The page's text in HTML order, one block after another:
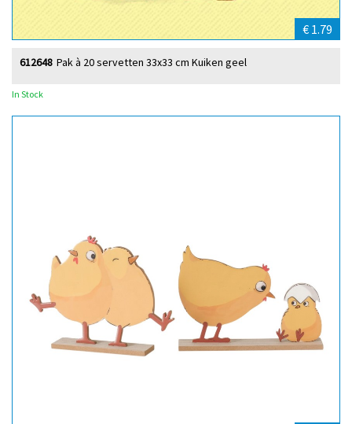
€ 1.79
Pak à 20 servetten 33x33 cm Kuiken geel
612648
In Stock